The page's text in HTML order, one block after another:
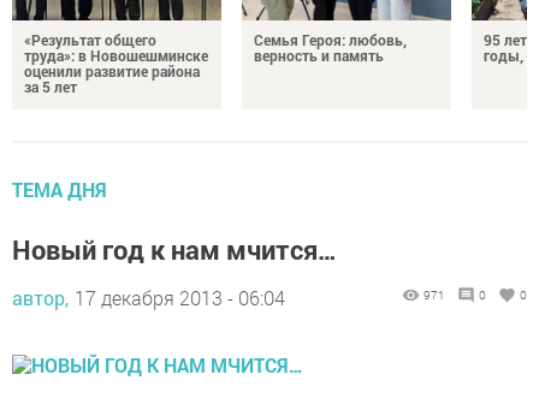
«Результат общего
труда»: в Новошешминске
оценили развитие района
за 5 лет
Семья Героя: любовь,
верность и память
95 лет
годы,
ТЕМА ДНЯ
Новый год к нам мчится…
автор, 17 декабря 2013 - 06:04 971 0 0